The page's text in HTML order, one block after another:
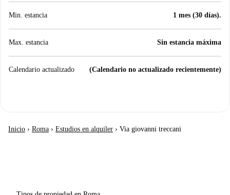
Min. estancia 1 mes (30 días).
Max. estancia Sin estancia máxima
Calendario actualizado (Calendario no actualizado recientemente)
Inicio › Roma › Estudios en alquiler › Via giovanni treccani